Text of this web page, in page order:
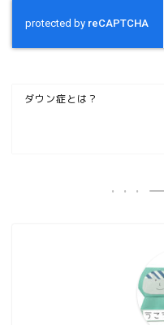
ダウン症とは？